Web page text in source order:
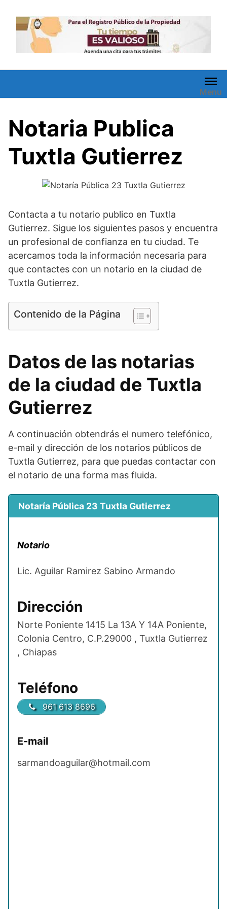
contenido
Menu
Notaria Publica
Tuxtla Gutierrez
Contacta a tu notario publico en Tuxtla
Gutierrez. Sigue los siguientes pasos y encuentra
un profesional de confianza en tu ciudad. Te
acercamos toda la información necesaria para
que contactes con un notario en la ciudad de
Tuxtla Gutierrez.
Contenido de la Página
Datos de las notarias
de la ciudad de Tuxtla
Gutierrez
A continuación obtendrás el numero telefónico,
e-mail y dirección de los notarios públicos de
Tuxtla Gutierrez, para que puedas contactar con
el notario de una forma mas fluida.
Notaría Pública 23 Tuxtla Gutierrez
Notario
Lic. Aguilar Ramirez Sabino Armando
Dirección
Norte Poniente 1415 La 13A Y 14A Poniente,
Colonia Centro, C.P.29000 , Tuxtla Gutierrez
, Chiapas
Teléfono
961 613 8696
E-mail
sarmandoaguilar@hotmail.com